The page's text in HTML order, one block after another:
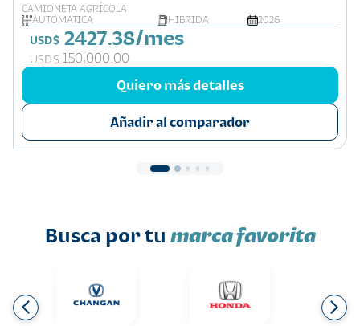
CAMIONETA AGRÍCOLA
AUTOMATICA
HIBRIDA 2026
USD$ 2427.38/mes
USD$ 150,000.00
Quiero más detalles
Añadir al comparador
Busca por tu marca favorita